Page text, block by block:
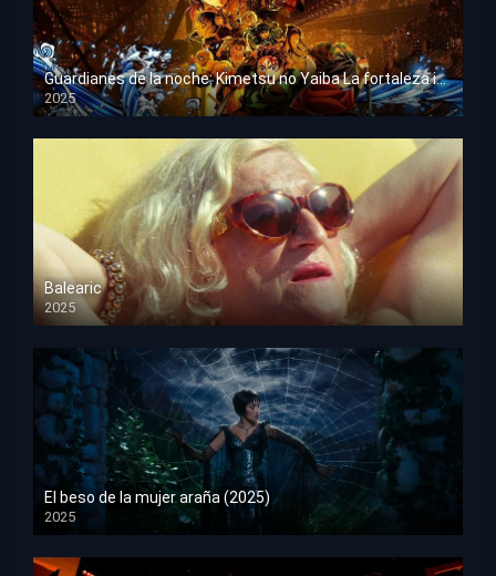
Guardianes de la noche: Kimetsu no Yaiba La fortaleza infinita
2025
HD 1080p
Balearic
2025
HD 1080p
El beso de la mujer araña (2025)
2025
HD 1080p